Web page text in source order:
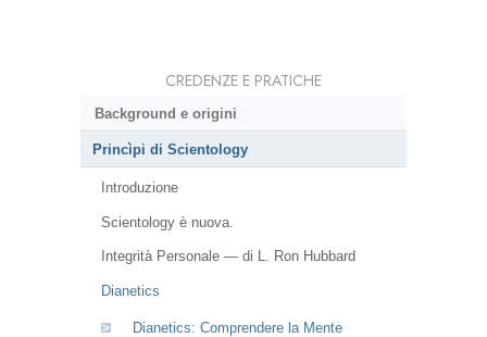
CREDENZE E PRATICHE
Background e origini
Princìpi di Scientology
Introduzione
Scientology è nuova.
Integrità Personale — di L. Ron Hubbard
Dianetics
Dianetics: Comprendere la Mente